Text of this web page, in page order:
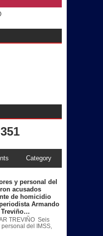
Category
y personal del
acusados
de homicidio
Armando
Treviño…
TREVIÑO Seis
del IMSS,